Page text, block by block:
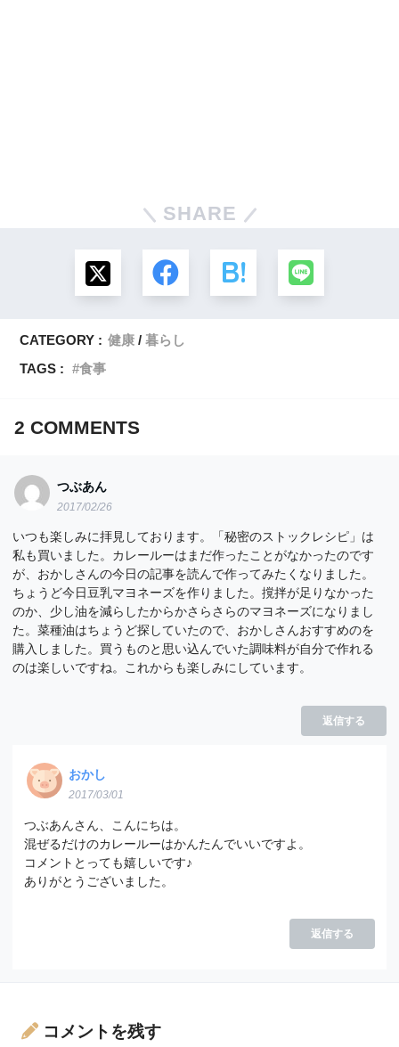
SHARE
CATEGORY : 健康
暮らし
TAGS :
食事
2 COMMENTS
つぶあん
2017/02/26
いつも楽しみに拝見しております。「秘密のストックレシピ」は
私も買いました。カレールーはまだ作ったことがなかったのです
が、おかしさんの今日の記事を読んで作ってみたくなりました。
ちょうど今日豆乳マヨネーズを作りました。撹拌が足りなかった
のか、少し油を減らしたからかさらさらのマヨネーズになりまし
た。菜種油はちょうど探していたので、おかしさんおすすめのを
購入しました。買うものと思い込んでいた調味料が自分で作れる
のは楽しいですね。これからも楽しみにしています。
返信する
おかし
2017/03/01
つぶあんさん、こんにちは。
混ぜるだけのカレールーはかんたんでいいですよ。
コメントとっても嬉しいです♪
ありがとうございました。
返信する
コメントを残す